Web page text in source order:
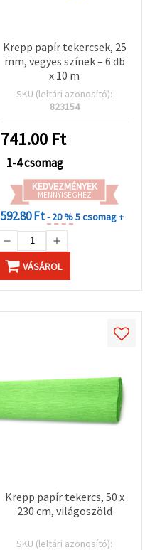
Krepp papír tekercsek, 25
mm, vegyes színek – 6 db
x 10 m
SKU (leltári azonosító):
823154
741.00 Ft
1-4 csomag
KEDVEZMÉNYEK
MENNYISÉGHEZ
592.80 Ft- 20 %5 csomag +
VÁSÁROL
Krepp papír tekercs, 50 x
230 cm, világoszöld
SKU (leltári azonosító):